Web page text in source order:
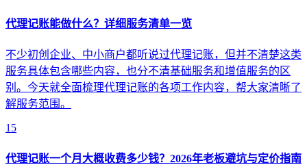
代理记账能做什么？详细服务清单一览
不少初创企业、中小商户都听说过代理记账，但并不清楚这类
服务具体包含哪些内容，也分不清基础服务和增值服务的区
别。今天就全面梳理代理记账的各项工作内容，帮大家清晰了
解服务范围。
15
代理记账一个月大概收费多少钱？2026年老板避坑与定价指南